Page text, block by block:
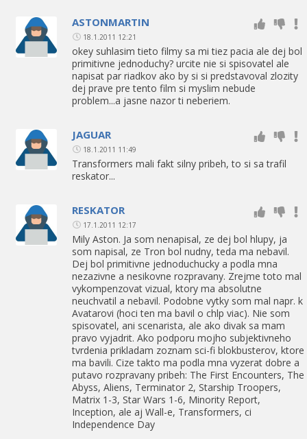
ASTONMARTIN
18.1.2011 12:21
okey suhlasim tieto filmy sa mi tiez pacia ale dej bol
primitivne jednoduchy? urcite nie si spisovatel ale
napisat par riadkov ako by si si predstavoval zlozity
dej prave pre tento film si myslim nebude
problem...a jasne nazor ti neberiem.
JAGUAR
18.1.2011 11:49
Transformers mali fakt silny pribeh, to si sa trafil
reskator...
RESKATOR
17.1.2011 12:17
Mily Aston. Ja som nenapisal, ze dej bol hlupy, ja
som napisal, ze Tron bol nudny, teda ma nebavil.
Dej bol primitivne jednoduchucky a podla mna
nezazivne a nesikovne rozpravany. Zrejme toto mal
vykompenzovat vizual, ktory ma absolutne
neuchvatil a nebavil. Podobne vytky som mal napr. k
Avatarovi (hoci ten ma bavil o chlp viac). Nie som
spisovatel, ani scenarista, ale ako divak sa mam
pravo vyjadrit. Ako podporu mojho subjektivneho
tvrdenia prikladam zoznam sci-fi blokbusterov, ktore
ma bavili. Cize takto ma podla mna vyzerat dobre a
putavo rozpravany pribeh: The First Encounters, The
Abyss, Aliens, Terminator 2, Starship Troopers,
Matrix 1-3, Star Wars 1-6, Minority Report,
Inception, ale aj Wall-e, Transformers, ci
Independence Day